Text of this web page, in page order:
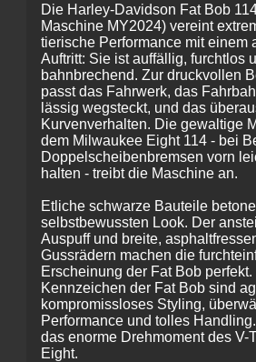
Die Harley-Davidson Fat Bob
Maschine MY2024) vereint
tierische Performance mit einem
Auftritt: Sie ist auffällig, furchtlos
bahnbrechend. Zur druckvollen
passt das Fahrwerk, das
lässig wegsteckt, und das
Kurvenverhalten. Die gewaltige
dem Milwaukee Eight 114 - bei
Doppelscheibenbremsen vorn
halten - treibt die Maschine an.
Etliche schwarze Bauteile
selbstbewussten Look. Der
Auspuff und breite,
Gussrädern machen die
Erscheinung der Fat Bob
Kennzeichen der Fat Bob sind
kompromissloses Styling,
Performance und tolles
das enorme Drehmoment des V-
Eight.